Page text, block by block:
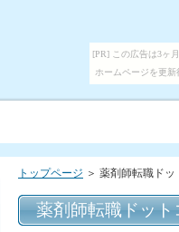
[PR] この広告は3ヶ
ホームページを更
トップページ ＞ 薬剤師転職ドッ
薬剤師転職ドット